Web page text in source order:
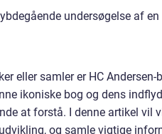
undersøgelse af
eller samler er HC
ikoniske bog og dens
at forstå. I denne artikel vil
og samle vigtige